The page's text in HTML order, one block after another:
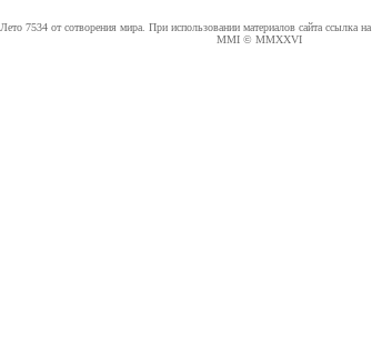
Лето 7534 от сотворения мира. При использовании материалов сайта ссылка на
MMI © MMXXVI